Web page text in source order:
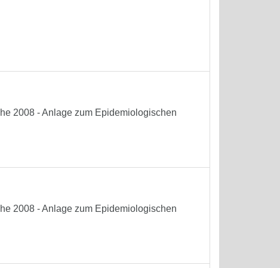
2008 - Anlage zum Epidemiologischen
2008 - Anlage zum Epidemiologischen